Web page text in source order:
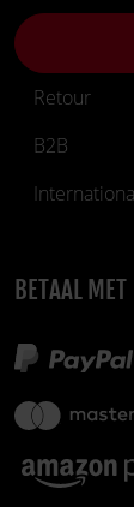
Retour
B2B
BETAAL MET